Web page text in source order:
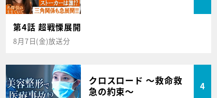
第4話 超戦慄展開
8月7日(金)放送分
クロスロード ～救命救
急の約束～
4